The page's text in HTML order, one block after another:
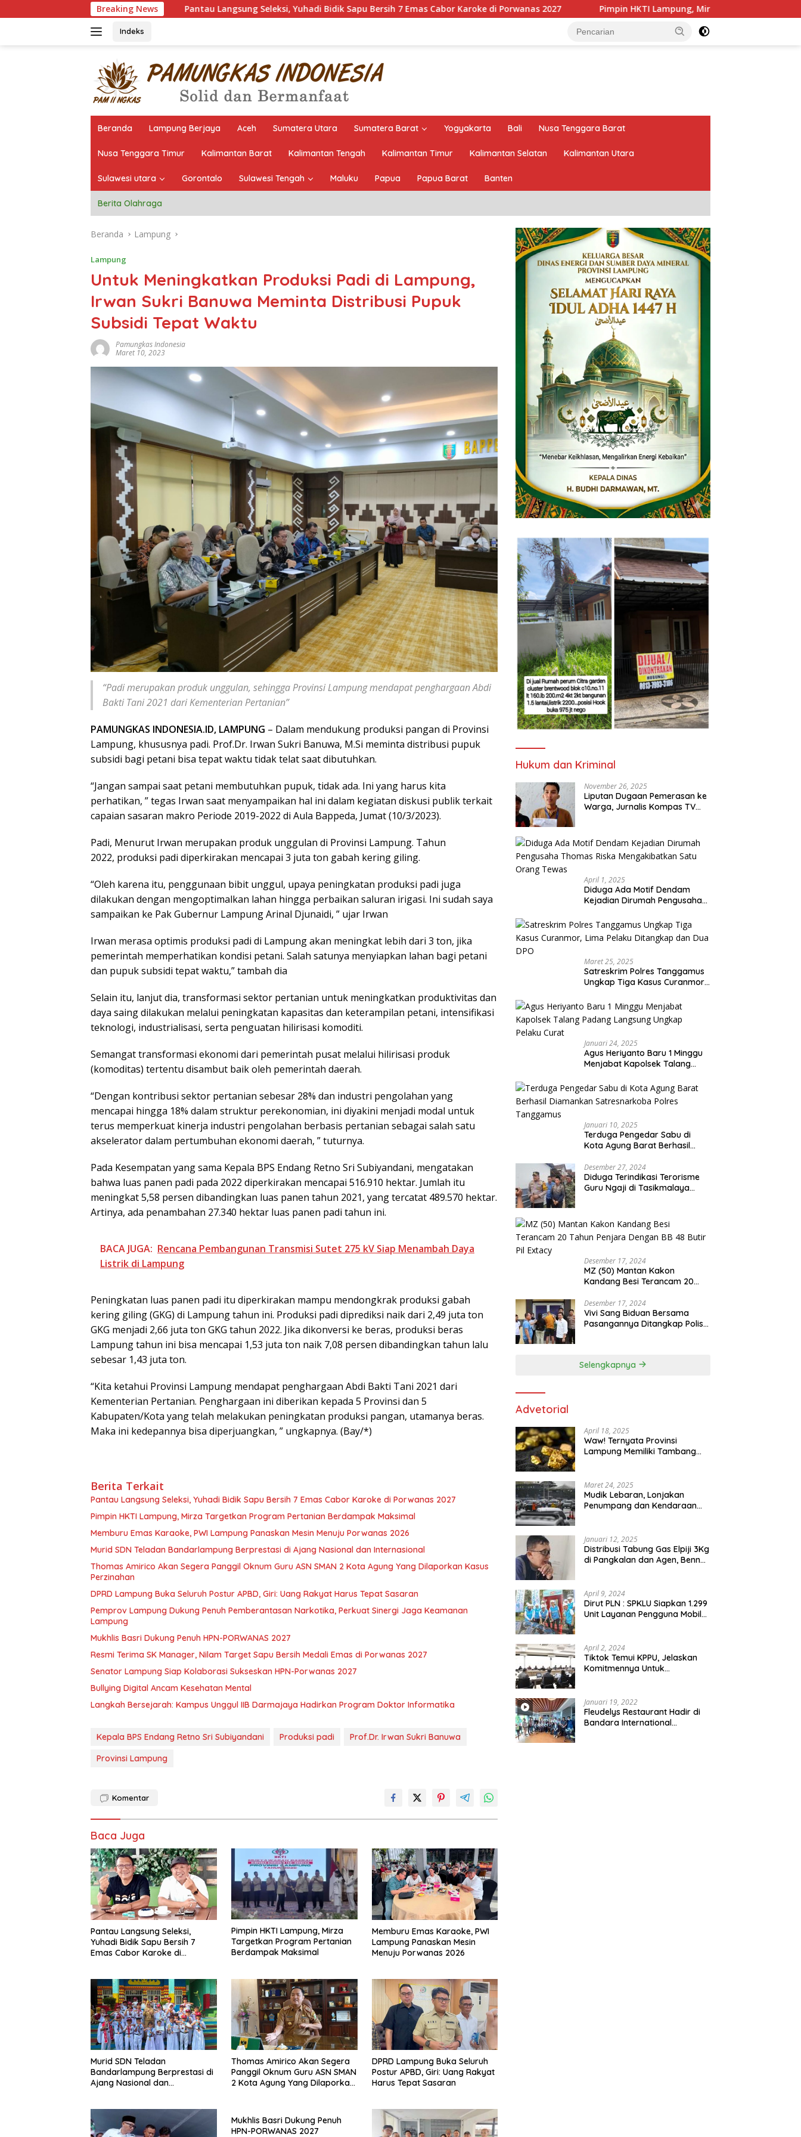
ke
Breaking News
Pantau Langsung Seleksi, Yuhadi Bidik Sapu Bersih 7 Emas Cabor Karoke di Porwanas 2027 Pimpin HKTI Lampung, Mirza Targetkan Program Pertanian
Indeks
Beranda Lampung Berjaya Aceh Sumatera Utara Sumatera Barat Yogyakarta Bali Nusa Tenggara Barat
Nusa Tenggara Timur Kalimantan Barat Kalimantan Tengah Kalimantan Timur Kalimantan Selatan Kalimantan Utara
Sulawesi utara Gorontalo Sulawesi Tengah Maluku Papua Papua Barat Banten
Berita Olahraga
Beranda Lampung
Lampung
Untuk Meningkatkan Produksi Padi di Lampung,
Irwan Sukri Banuwa Meminta Distribusi Pupuk
Subsidi Tepat Waktu
Pamungkas Indonesia
Maret 10, 2023
“Padi merupakan produk unggulan, sehingga Provinsi Lampung mendapat penghargaan Abdi
Bakti Tani 2021 dari Kementerian Pertanian”
PAMUNGKAS INDONESIA.ID, LAMPUNG – Dalam mendukung produksi pangan di Provinsi
Lampung, khususnya padi. Prof.Dr. Irwan Sukri Banuwa, M.Si meminta distribusi pupuk
subsidi bagi petani bisa tepat waktu tidak telat saat dibutuhkan.
“Jangan sampai saat petani membutuhkan pupuk, tidak ada. Ini yang harus kita
perhatikan, ” tegas Irwan saat menyampaikan hal ini dalam kegiatan diskusi publik terkait
capaian sasaran makro Periode 2019-2022 di Aula Bappeda, Jumat (10/3/2023).
Padi, Menurut Irwan merupakan produk unggulan di Provinsi Lampung. Tahun
2022, produksi padi diperkirakan mencapai 3 juta ton gabah kering giling.
“Oleh karena itu, penggunaan bibit unggul, upaya peningkatan produksi padi juga
dilakukan dengan mengoptimalkan lahan hingga perbaikan saluran irigasi. Ini sudah saya
sampaikan ke Pak Gubernur Lampung Arinal Djunaidi, ” ujar Irwan
Irwan merasa optimis produksi padi di Lampung akan meningkat lebih dari 3 ton, jika
pemerintah memperhatikan kondisi petani. Salah satunya menyiapkan lahan bagi petani
dan pupuk subsidi tepat waktu,” tambah dia
Selain itu, lanjut dia, transformasi sektor pertanian untuk meningkatkan produktivitas dan
daya saing dilakukan melalui peningkatan kapasitas dan keterampilan petani, intensifikasi
teknologi, industrialisasi, serta penguatan hilirisasi komoditi.
Semangat transformasi ekonomi dari pemerintah pusat melalui hilirisasi produk
(komoditas) tertentu disambut baik oleh pemerintah daerah.
“Dengan kontribusi sektor pertanian sebesar 28% dan industri pengolahan yang
mencapai hingga 18% dalam struktur perekonomian, ini diyakini menjadi modal untuk
terus memperkuat kinerja industri pengolahan berbasis pertanian sebagai salah satu
akselerator dalam pertumbuhan ekonomi daerah, ” tuturnya.
Pada Kesempatan yang sama Kepala BPS Endang Retno Sri Subiyandani, mengatakan
bahwa luas panen padi pada 2022 diperkirakan mencapai 516.910 hektar. Jumlah itu
meningkat 5,58 persen dibandingkan luas panen tahun 2021, yang tercatat 489.570 hektar.
Artinya, ada penambahan 27.340 hektar luas panen padi tahun ini.
BACA JUGA: Rencana Pembangunan Transmisi Sutet 275 kV Siap Menambah Daya
Listrik di Lampung
Peningkatan luas panen padi itu diperkirakan mampu mendongkrak produksi gabah
kering giling (GKG) di Lampung tahun ini. Produksi padi diprediksi naik dari 2,49 juta ton
GKG menjadi 2,66 juta ton GKG tahun 2022. Jika dikonversi ke beras, produksi beras
Lampung tahun ini bisa mencapai 1,53 juta ton naik 7,08 persen dibandingkan tahun lalu
sebesar 1,43 juta ton.
“Kita ketahui Provinsi Lampung mendapat penghargaan Abdi Bakti Tani 2021 dari
Kementerian Pertanian. Penghargaan ini diberikan kepada 5 Provinsi dan 5
Kabupaten/Kota yang telah melakukan peningkatan produksi pangan, utamanya beras.
Maka ini kedepannya bisa diperjuangkan, ” ungkapnya. (Bay/*)
Berita Terkait
Pantau Langsung Seleksi, Yuhadi Bidik Sapu Bersih 7 Emas Cabor Karoke di Porwanas 2027
Pimpin HKTI Lampung, Mirza Targetkan Program Pertanian Berdampak Maksimal
Memburu Emas Karaoke, PWI Lampung Panaskan Mesin Menuju Porwanas 2026
Murid SDN Teladan Bandarlampung Berprestasi di Ajang Nasional dan Internasional
Thomas Amirico Akan Segera Panggil Oknum Guru ASN SMAN 2 Kota Agung Yang Dilaporkan Kasus
Perzinahan
DPRD Lampung Buka Seluruh Postur APBD, Giri: Uang Rakyat Harus Tepat Sasaran
Pemprov Lampung Dukung Penuh Pemberantasan Narkotika, Perkuat Sinergi Jaga Keamanan
Lampung
Mukhlis Basri Dukung Penuh HPN-PORWANAS 2027
Resmi Terima SK Manager, Nilam Target Sapu Bersih Medali Emas di Porwanas 2027
Senator Lampung Siap Kolaborasi Sukseskan HPN-Porwanas 2027
Bullying Digital Ancam Kesehatan Mental
Langkah Bersejarah: Kampus Unggul IIB Darmajaya Hadirkan Program Doktor Informatika
Kepala BPS Endang Retno Sri Subiyandani Produksi padi
Prof.Dr. Irwan Sukri Banuwa
Provinsi Lampung
Komentar
Baca Juga
Pantau Langsung Seleksi,
Yuhadi Bidik Sapu Bersih 7
Emas Cabor Karoke di
Pimpin HKTI Lampung, Mirza
Targetkan Program Pertanian
Berdampak Maksimal
Memburu Emas Karaoke, PWI
Lampung Panaskan Mesin
Menuju Porwanas 2026
Murid SDN Teladan
Bandarlampung Berprestasi di
Ajang Nasional dan
Thomas Amirico Akan Segera
Panggil Oknum Guru ASN SMAN
2 Kota Agung Yang Dilaporkan
DPRD Lampung Buka Seluruh
Postur APBD, Giri: Uang Rakyat
Harus Tepat Sasaran
Mukhlis Basri Dukung Penuh
HPN-PORWANAS 2027
Hukum dan Kriminal
November 26, 2025
Liputan Dugaan Pemerasan ke
Warga, Jurnalis Kompas TV
April 1, 2025
Diduga Ada Motif Dendam
Kejadian Dirumah Pengusaha
Satu Orang Tewas
Maret 25, 2025
Satreskrim Polres Tanggamus
Ungkap Tiga Kasus Curanmor,
Dua DPO
Januari 24, 2025
Agus Heriyanto Baru 1 Minggu
Menjabat Kapolsek Talang
Pelaku Curat
Januari 10, 2025
Terduga Pengedar Sabu di
Kota Agung Barat Berhasil
Polres Tanggamus
Desember 27, 2024
Diduga Terindikasi Terorisme
Guru Ngaji di Tasikmalaya
Desember 17, 2024
MZ (50) Mantan Kakon
Kandang Besi Terancam 20
Butir Pil Extacy
Desember 17, 2024
Vivi Sang Biduan Bersama
Pasangannya Ditangkap Polisi
Selengkapnya
Advetorial
April 18, 2025
Waw! Ternyata Provinsi
Lampung Memiliki Tambang
Maret 24, 2025
Mudik Lebaran, Lonjakan
Penumpang dan Kendaraan
Januari 12, 2025
Distribusi Tabung Gas Elpiji 3Kg
di Pangkalan dan Agen, Benny
Dalam Pengawasan
April 9, 2024
Dirut PLN : SPKLU Siapkan 1.299
Unit Layanan Pengguna Mobil
April 2, 2024
Tiktok Temui KPPU, Jelaskan
Komitmennya Untuk
Januari 19, 2022
Fleudelys Restaurant Hadir di
Bandara International